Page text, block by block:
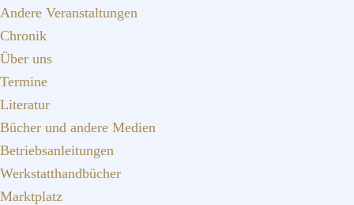
Andere Veranstaltungen
Chronik
Über uns
Termine
Literatur
Bücher und andere Medien
Betriebsanleitungen
Werkstatthandbücher
Marktplatz